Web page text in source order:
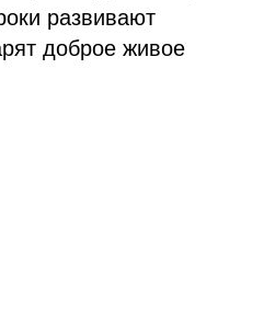
развивают
доброе живое